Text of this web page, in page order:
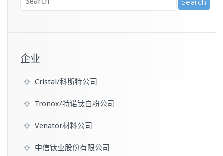
企业
Cristal/科斯特公司
Tronox/特诺钛白粉公司
Venator材料公司
中信钛业股份有限公司